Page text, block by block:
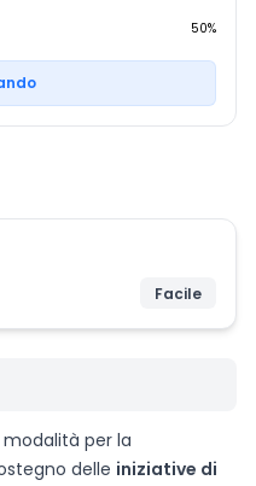
50%
Facile
per la
delle iniziative di